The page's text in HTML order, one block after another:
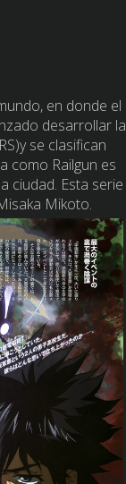
en donde el
desarrollar la
se clasifican
como Railgun es
ciudad. Esta serie
Mikoto.